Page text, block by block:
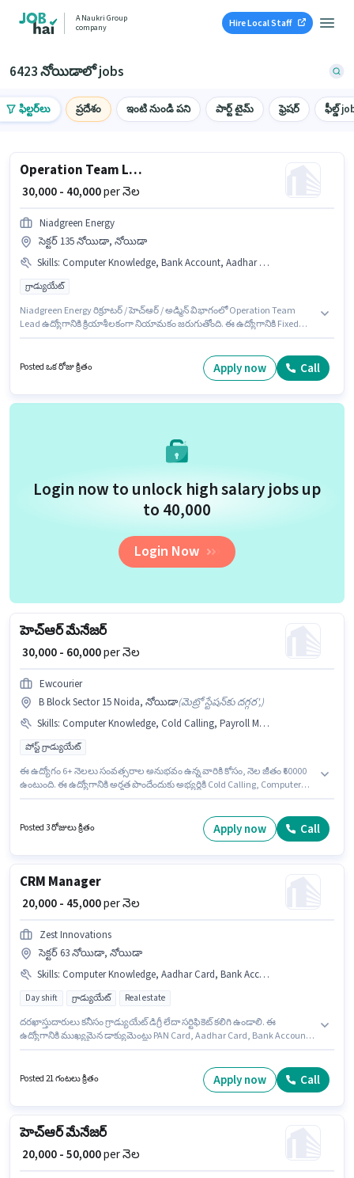
A Naukri Group
company
Hire Local Staff
6423 నోయిడాలో jobs
ఫిల్టర్‌లు ప్రదేశం ఇంటి నుండి పని పార్ట్ టైమ్ ఫ్రెషర్ ఫీల్డ్
Operation Team Lead
₹ 30,000 - 40,000per నెల
Niadgreen Energy
సెక్టర్ 135 నోయిడా, నోయిడా
Skills: Computer Knowledge, Bank Account, Aadhar Card, PAN Card
గ్రాడ్యుయేట్
Niadgreen Energy రిక్రూటర్ / హెచ్ఆర్ / అడ్మిన్ విభాగంలో Operation Team
Lead ఉద్యోగానికి క్రియాశీలకంగా నియామకం జరుగుతోంది. ఈ ఉద్యోగానికి Fixed
తప్పనిసరిగా గ్రాడ్యుయేట్ డిగ్రీ/సర్టిఫికెట్ కలిగి ఉండాలి. ఈ ఉద్యోగానికి అవసరమైన
డాక్యుమెంట్లు PAN Card, Aadhar Card, Bank Account కలిగి ఉండాలి.
Posted ఒక రోజు క్రితం Apply now Call
Login now to unlock high salary jobs up
to ₹40,000
Login Now
హెచ్‌ఆర్ మేనేజర్
₹ 30,000 - 60,000per నెల
Ewcourier
B Block Sector 15 Noida, నోయిడా(మెట్రో స్టేషన్‌కు దగ్గర',)
Skills: Computer Knowledge, Cold Calling, Payroll Management, Talent Acquisition/Sourcing, HRMS
పోస్ట్ గ్రాడ్యుయేట్
ఈ ఉద్యోగం 6+ నెలలు సంవత్సరాల అనుభవం ఉన్న వారికి కోసం, నెల జీతం ₹60000
ఉంటుంది. ఈ ఉద్యోగానికి అర్హత పొందేందుకు అభ్యర్థికి Cold Calling, Computer
హెచ్‌ఆర్ మేనేజర్ ఉద్యోగానికి క్రియాశీలకంగా నియామకం జరుగుతోంది. అదనపు
Insurance, PF, Medical Benefits లు ఉద్యోగ స్థాయి మరియు కంపెనీ పాలసీలపై
Posted 3 రోజులు క్రితం Apply now Call
CRM Manager
₹ 20,000 - 45,000per నెల
Zest Innovations
సెక్టర్ 63 నోయిడా, నోయిడా
Skills: Computer Knowledge, Aadhar Card, Bank Account, Query Resolution, PAN Card
Day shift గ్రాడ్యుయేట్ Real estate
దరఖాస్తుదారులు కనీసం గ్రాడ్యుయేట్ డిగ్రీ లేదా సర్టిఫికెట్ కలిగి ఉండాలి. ఈ
ఉద్యోగానికి ముఖ్యమైన డాక్యుమెంట్లు PAN Card, Aadhar Card, Bank Account
Knowledge, Query Resolution వంటి నైపుణ్యాలు ఉండాలి. ఈ ఖాళీ సెక్టర్ 63
నోయిడా, నోయిడా లో ఉంది. ఈ ఉద్యోగానికి Fixed జీతం ఇవ్వబడుతుంది.
Posted 21 గంటలు క్రితం Apply now Call
హెచ్‌ఆర్ మేనేజర్
₹ 20,000 - 50,000per నెల